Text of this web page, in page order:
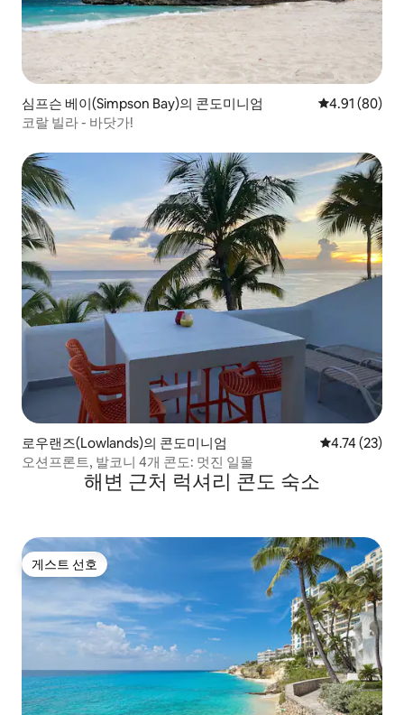
심프슨 베이(Simpson Bay)의 콘도미니엄 평점 4.91점(5
4.91 (80)
코랄 빌라 - 바닷가!
로우랜즈(Lowlands)의 콘도미니엄 평점 4.74점
4.74 (23)
오션프론트, 발코니 4개 콘도: 멋진 일몰
해변 근처 럭셔리 콘도 숙소
게스트 선호
게스트 선호